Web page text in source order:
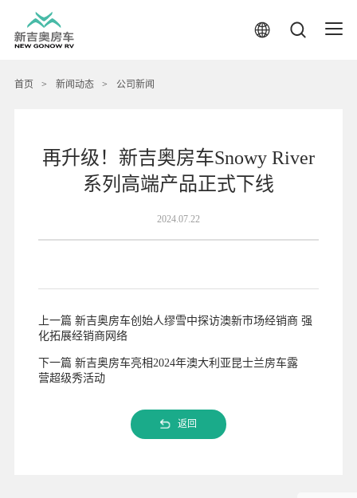
首页 > 新闻动态 > 公司新闻
再升级！新吉奥房车Snowy River
系列高端产品正式下线
2024.07.22
上一篇 新吉奥房车创始人缪雪中探访澳新市场经销商 强
化拓展经销商网络
下一篇 新吉奥房车亮相2024年澳大利亚昆士兰房车露
营超级秀活动
返回